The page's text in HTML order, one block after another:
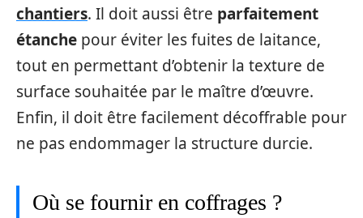
chantiers. Il doit aussi être parfaitement
étanche pour éviter les fuites de laitance,
tout en permettant d’obtenir la texture de
surface souhaitée par le maître d’œuvre.
Enfin, il doit être facilement décoffrable pour
ne pas endommager la structure durcie.
Où se fournir en coffrages ?